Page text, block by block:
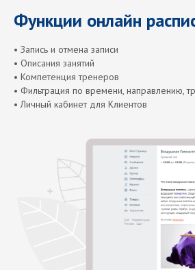
Функции онлайн
• Запись и отмена записи
• Описания занятий
• Компетенция тренеров
• Фильтрация по времени, направлению,
• Личный кабинет для Клиентов